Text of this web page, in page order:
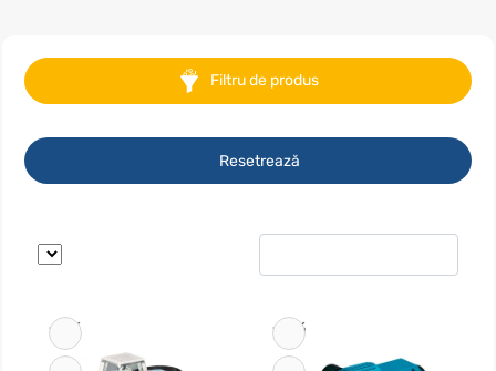
Filtru de produs
Resetrează
-17% -12%